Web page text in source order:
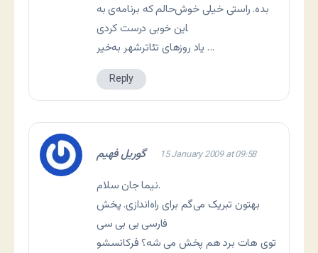
بده. راستی خیلی خوش‌حالم که برنامه‌ی به
این خوبی درست کردی.
یاد روزهای تئاترشهر به‌خیر …
Reply
گوریل فهیم 15 January 2009 at 09:58
نیما جان سلام.
بهتون تبریک می‌گم برای راه‌اندازی. پخش
فارسی بی بی سی
توی هات برد هم پخش می شه؟ فرکانسشو